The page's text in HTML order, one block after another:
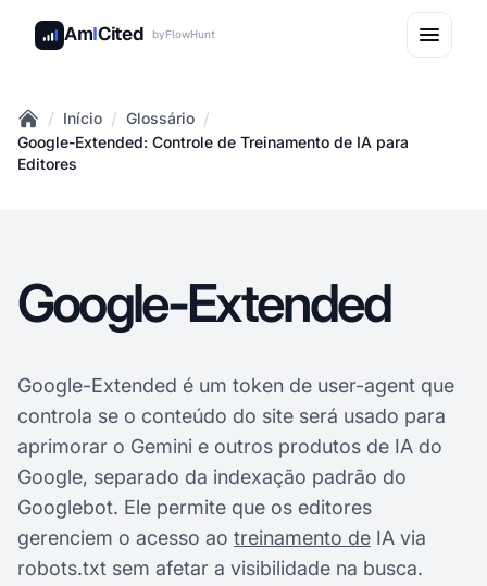
AmICited byFlowHunt
Home
/ Início / Glossário /
Google-Extended: Controle de Treinamento de IA para
Editores
Google-Extended
Google-Extended é um token de user-agent que
controla se o conteúdo do site será usado para
aprimorar o Gemini e outros produtos de IA do
Google, separado da indexação padrão do
Googlebot. Ele permite que os editores
gerenciem o acesso ao treinamento de IA via
robots.txt sem afetar a visibilidade na busca.